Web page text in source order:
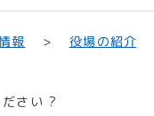
報 役場の紹介
さい ?